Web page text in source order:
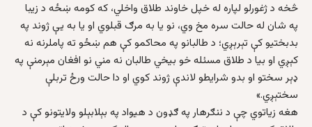
څخه د ژغورلو لپاره له خپل خاوند طلاق واخلي، که کومه ښځه د زیبا
په شان له حالت سره مخ وي، نو یا به مرګ قبلوي او یا به یې ژوند په
بدبختیو کې تېرېږي؛ د طالبانو په محاکمو کې هم ښځو ته پاملرنه نه
کېږي او بیا د طلاق مسئله خو بیخي طالبان نه مني نو افغان مېرمنې په
ډېر سختو او بدو شرایطو لاندې ژوند کوي او دا حالت ورځ تربلې
سختېږي.»
هغه زیاتوي چې د ننګرهار په ګډون د هیواد په بېلابېلو ولایتونو کې د